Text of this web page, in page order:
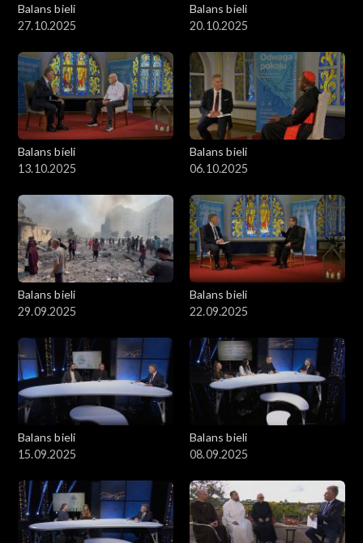
Balans bieli
27.10.2025
Balans bieli
20.10.2025
Balans bieli
13.10.2025
Balans bieli
06.10.2025
Balans bieli
29.09.2025
Balans bieli
22.09.2025
Balans bieli
15.09.2025
Balans bieli
08.09.2025